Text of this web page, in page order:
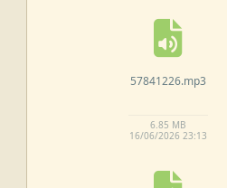
57841226.mp3
6.85 MB
16/06/2026 23:13